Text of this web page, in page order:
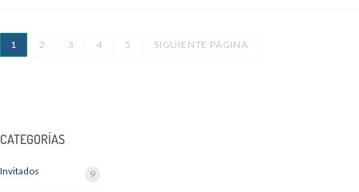
1 2 3 4 5 SIGUIENTE PÁGINA
CATEGORÍAS
Invitados 9